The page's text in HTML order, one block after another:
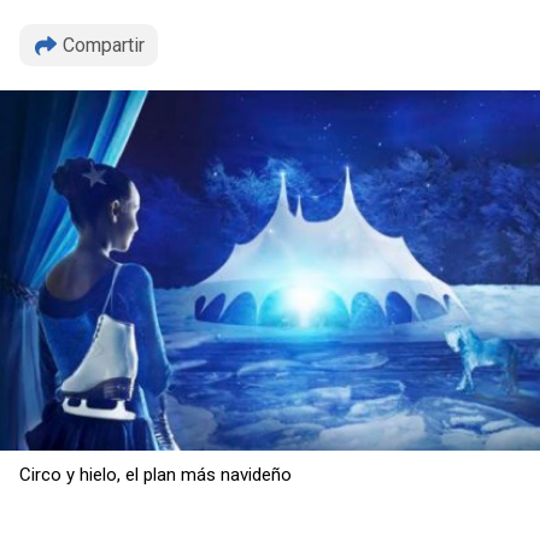
Compartir
Copiar
Circo y hielo, el plan más navideño